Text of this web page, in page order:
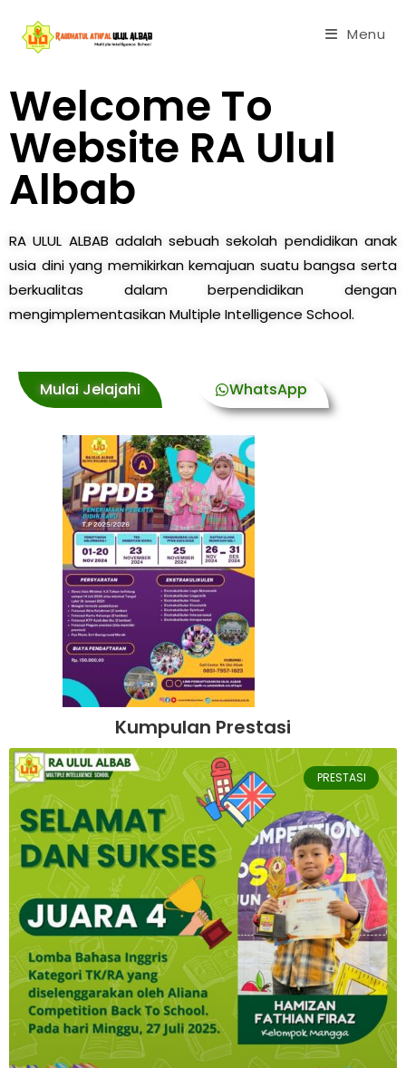
Menu
Welcome To
Website RA Ulul
Albab
RA ULUL ALBAB adalah sebuah sekolah pendidikan anak
usia dini yang memikirkan kemajuan suatu bangsa serta
berkualitas dalam berpendidikan dengan
mengimplementasikan Multiple Intelligence School.
Mulai Jelajahi WhatsApp
Kumpulan Prestasi
PRESTASI